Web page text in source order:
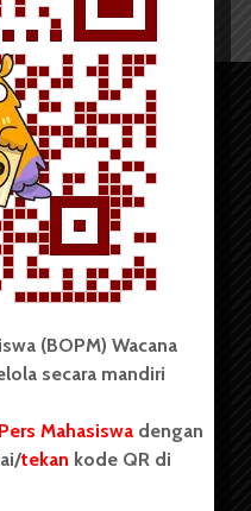
BOPM WACANA.
Wacana merupakan
kampus dan dikelola
Sumatera Utara
merupakan salah satu
Universitas Sumatera
(BOPM) Wacana
secara mandiri
Mahasiswa dengan
tekan kode QR di